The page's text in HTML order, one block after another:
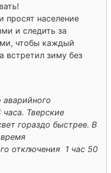
просят население
и следить за
чтобы каждый
встретил зиму без
Тверские
гораздо быстрее. В
отключения 1 час 50